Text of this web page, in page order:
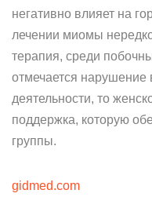
негативно влияет на
лечении миомы
терапия, среди
отмечается нарушение
деятельности, то
поддержка, которую
группы.
gidmed.com